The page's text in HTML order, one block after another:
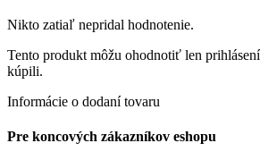
Nikto zatiaľ nepridal hodnotenie.
Tento produkt môžu ohodnotiť len
kúpili.
Informácie o dodaní tovaru
Pre koncových zákazníkov eshopu